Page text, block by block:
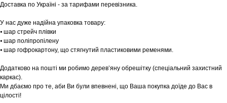
Доставка по Україні - за тарифами перевізника.
У нас дуже надійна упаковка товару:
⦁ шар стрейч плівки
⦁ шар поліпропілену
⦁ шар гофрокартону, що стягнутий пластиковими ременями.
Додатково на пошті ми робимо дерев’яну обрешітку (спеціальний захистний
каркас).
Ми дбаємо про те, аби Ви були впевнені, що Ваша покупка доїде до Вас в
цілості!